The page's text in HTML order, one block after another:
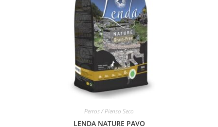
Perros / Pienso Seco
LENDA NATURE PAVO